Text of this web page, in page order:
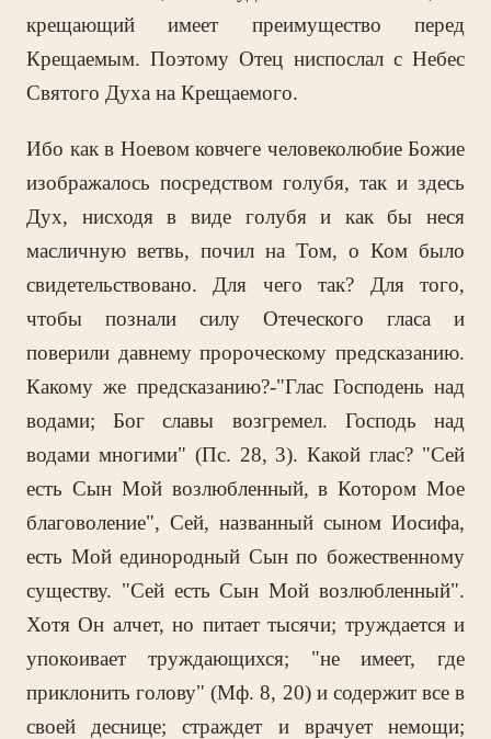
крещающий имеет преимущество перед
Крещаемым. Поэтому Отец ниспослал с Небес
Святого Духа на Крещаемого.
Ибо как в Ноевом ковчеге человеколюбие Божие
изображалось посредством голубя, так и здесь
Дух, нисходя в виде голубя и как бы неся
масличную ветвь, почил на Том, о Ком было
свидетельствовано. Для чего так? Для того,
чтобы познали силу Отеческого гласа и
поверили давнему пророческому предсказанию.
Какому же предсказанию?-"Глас Господень над
водами; Бог славы возгремел. Господь над
водами многими" (Пс. 28, 3). Какой глас? "Сей
есть Сын Мой возлюбленный, в Котором Мое
благоволение", Сей, названный сыном Иосифа,
есть Мой единородный Сын по божественному
существу. "Сей есть Сын Мой возлюбленный".
Хотя Он алчет, но питает тысячи; труждается и
упокоивает труждающихся; "не имеет, где
приклонить голову" (Мф. 8, 20) и содержит все в
своей деснице; страждет и врачует немощи;